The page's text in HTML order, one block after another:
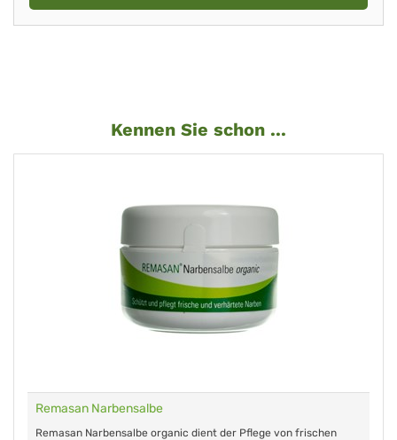
Kennen Sie schon ...
Remasan Narbensalbe
Remasan Narbensalbe organic dient der Pflege von frischen